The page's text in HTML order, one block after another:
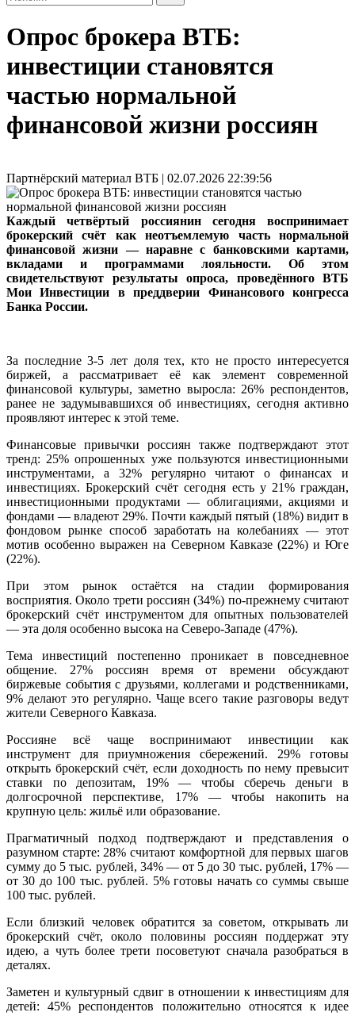
Опрос брокера ВТБ:
инвестиции становятся
частью нормальной
финансовой жизни россиян
Партнёрский материал ВТБ | 02.07.2026 22:39:56
Каждый четвёртый россиянин сегодня воспринимает
брокерский счёт как неотъемлемую часть нормальной
финансовой жизни — наравне с банковскими картами,
вкладами и программами лояльности. Об этом
свидетельствуют результаты опроса, проведённого ВТБ
Мои Инвестиции в преддверии Финансового конгресса
Банка России.
За последние 3-5 лет доля тех, кто не просто интересуется
биржей, а рассматривает её как элемент современной
финансовой культуры, заметно выросла: 26% респондентов,
ранее не задумывавшихся об инвестициях, сегодня активно
проявляют интерес к этой теме.
Финансовые привычки россиян также подтверждают этот
тренд: 25% опрошенных уже пользуются инвестиционными
инструментами, а 32% регулярно читают о финансах и
инвестициях. Брокерский счёт сегодня есть у 21% граждан,
инвестиционными продуктами — облигациями, акциями и
фондами — владеют 29%. Почти каждый пятый (18%) видит в
фондовом рынке способ заработать на колебаниях — этот
мотив особенно выражен на Северном Кавказе (22%) и Юге
(22%).
При этом рынок остаётся на стадии формирования
восприятия. Около трети россиян (34%) по-прежнему считают
брокерский счёт инструментом для опытных пользователей
— эта доля особенно высока на Северо-Западе (47%).
Тема инвестиций постепенно проникает в повседневное
общение. 27% россиян время от времени обсуждают
биржевые события с друзьями, коллегами и родственниками,
9% делают это регулярно. Чаще всего такие разговоры ведут
жители Северного Кавказа.
Россияне всё чаще воспринимают инвестиции как
инструмент для приумножения сбережений. 29% готовы
открыть брокерский счёт, если доходность по нему превысит
ставки по депозитам, 19% — чтобы сберечь деньги в
долгосрочной перспективе, 17% — чтобы накопить на
крупную цель: жильё или образование.
Прагматичный подход подтверждают и представления о
разумном старте: 28% считают комфортной для первых шагов
сумму до 5 тыс. рублей, 34% — от 5 до 30 тыс. рублей, 17% —
от 30 до 100 тыс. рублей. 5% готовы начать со суммы свыше
100 тыс. рублей.
Если близкий человек обратится за советом, открывать ли
брокерский счёт, около половины россиян поддержат эту
идею, а чуть более трети посоветуют сначала разобраться в
деталях.
Заметен и культурный сдвиг в отношении к инвестициям для
детей: 45% респондентов положительно относятся к идее